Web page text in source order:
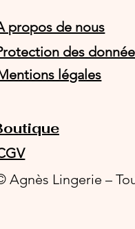
propos de nous
des
légales
Agnès Lingerie –